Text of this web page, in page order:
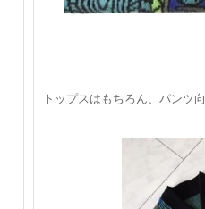
トップスはもちろん、パンツ